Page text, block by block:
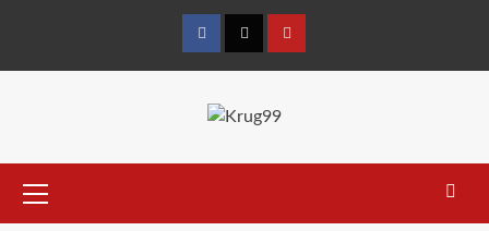
FacebookTwitterYouTube
Menu